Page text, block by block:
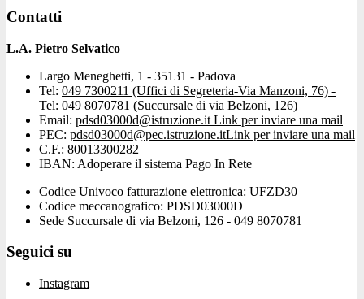
Contatti
L.A. Pietro Selvatico
Largo Meneghetti, 1 - 35131 - Padova
Tel: 049 7300211 (Uffici di Segreteria-Via Manzoni, 76) -
Tel: 049 8070781 (Succursale di via Belzoni, 126)
Email: pdsd03000d@istruzione.it Link per inviare una mail
PEC: pdsd03000d@pec.istruzione.itLink per inviare una mail
C.F.: 80013300282
IBAN: Adoperare il sistema Pago In Rete
Codice Univoco fatturazione elettronica: UFZD30
Codice meccanografico: PDSD03000D
Sede Succursale di via Belzoni, 126 - 049 8070781
Seguici su
Instagram